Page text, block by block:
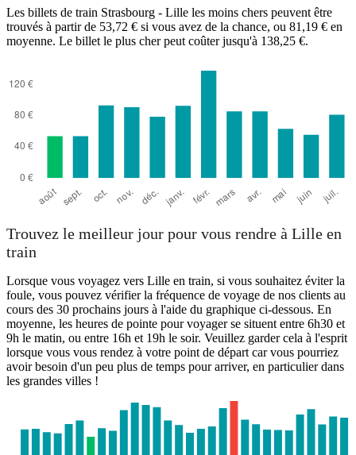
Les billets de train Strasbourg - Lille les moins chers peuvent être
trouvés à partir de 53,72 € si vous avez de la chance, ou 81,19 € en
moyenne. Le billet le plus cher peut coûter jusqu'à 138,25 €.
Trouvez le meilleur jour pour vous rendre à Lille en
train
Lorsque vous voyagez vers Lille en train, si vous souhaitez éviter la
foule, vous pouvez vérifier la fréquence de voyage de nos clients au
cours des 30 prochains jours à l'aide du graphique ci-dessous. En
moyenne, les heures de pointe pour voyager se situent entre 6h30 et
9h le matin, ou entre 16h et 19h le soir. Veuillez garder cela à l'esprit
lorsque vous vous rendez à votre point de départ car vous pourriez
avoir besoin d'un peu plus de temps pour arriver, en particulier dans
les grandes villes !